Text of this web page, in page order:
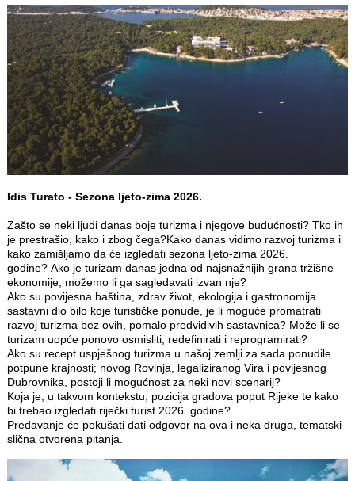
Idis Turato - Sezona ljeto-zima 2026.
Zašto se neki ljudi danas boje turizma i njegove budućnosti? Tko ih
je prestrašio, kako i zbog čega?Kako danas vidimo razvoj turizma i
kako zamišljamo da će izgledati sezona ljeto-zima 2026.
godine? Ako je turizam danas jedna od najsnažnijih grana tržišne
ekonomije, možemo li ga sagledavati izvan nje?
Ako su povijesna baština, zdrav život, ekologija i gastronomija
sastavni dio bilo koje turističke ponude, je li moguće promatrati
razvoj turizma bez ovih, pomalo predvidivih sastavnica? Može li se
turizam uopće ponovo osmisliti, redefinirati i reprogramirati?
Ako su recept uspješnog turizma u našoj zemlji za sada ponudile
potpune krajnosti; novog Rovinja, legaliziranog Vira i povijesnog
Dubrovnika, postoji li mogućnost za neki novi scenarij?
Koja je, u takvom kontekstu, pozicija gradova poput Rijeke te kako
bi trebao izgledati riječki turist 2026. godine?
Predavanje će pokušati dati odgovor na ova i neka druga, tematski
slična otvorena pitanja.